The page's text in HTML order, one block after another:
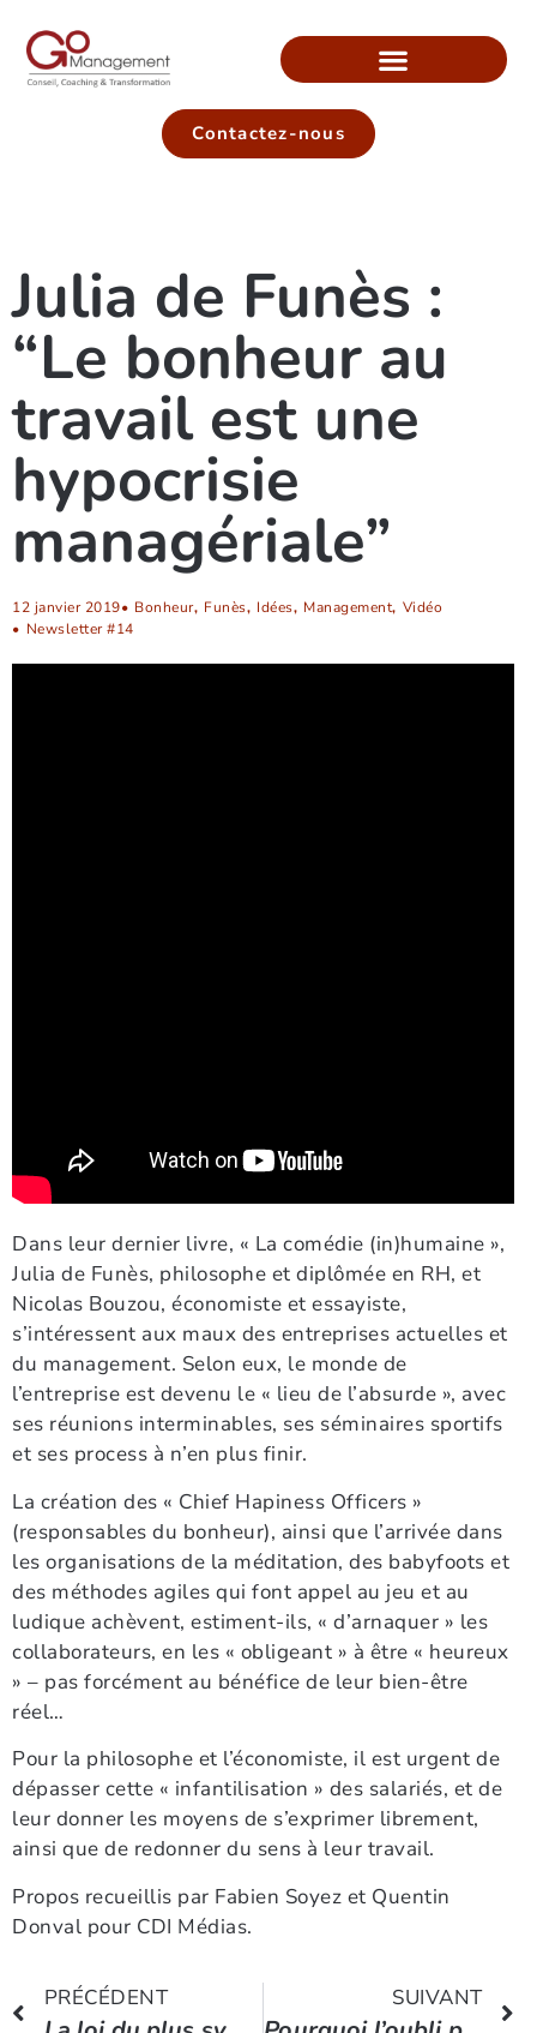
Contactez-nous
Julia de Funès :
“Le bonheur au
travail est une
hypocrisie
managériale”
12 janvier 2019• Bonheur, Funès, Idées, Management, Vidéo
• Newsletter #14
Dans leur dernier livre, « La comédie (in)humaine »,
Julia de Funès, philosophe et diplômée en RH, et
Nicolas Bouzou, économiste et essayiste,
s’intéressent aux maux des entreprises actuelles et
du management. Selon eux, le monde de
l’entreprise est devenu le « lieu de l’absurde », avec
ses réunions interminables, ses séminaires sportifs
et ses process à n’en plus finir.
La création des « Chief Hapiness Officers »
(responsables du bonheur), ainsi que l’arrivée dans
les organisations de la méditation, des babyfoots et
des méthodes agiles qui font appel au jeu et au
ludique achèvent, estiment-ils, « d’arnaquer » les
collaborateurs, en les « obligeant » à être « heureux
» – pas forcément au bénéfice de leur bien-être
réel…
Pour la philosophe et l’économiste, il est urgent de
dépasser cette « infantilisation » des salariés, et de
leur donner les moyens de s’exprimer librement,
ainsi que de redonner du sens à leur travail.
Propos recueillis par Fabien Soyez et Quentin
Donval pour CDI Médias.
PRÉCÉDENT SUIVANT